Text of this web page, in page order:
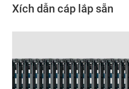
Xích dẫn cáp lắp sẵn